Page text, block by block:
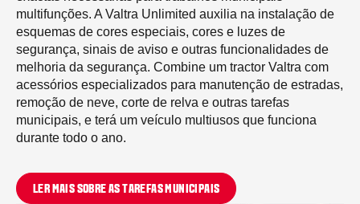
multifunções. A Valtra Unlimited auxilia na instalação de
esquemas de cores especiais, cores e luzes de
segurança, sinais de aviso e outras funcionalidades de
melhoria da segurança. Combine um tractor Valtra com
acessórios especializados para manutenção de estradas,
remoção de neve, corte de relva e outras tarefas
municipais, e terá um veículo multiusos que funciona
durante todo o ano.
LER MAIS SOBRE AS TAREFAS MUNICIPAIS